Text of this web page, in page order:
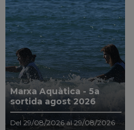
Marxa Aquàtica - 5a
sortida agost 2026
Del 29/08/2026 al 29/08/2026